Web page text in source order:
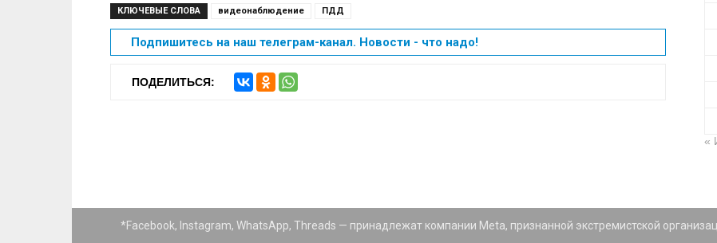
КЛЮЧЕВЫЕ СЛОВА видеонаблюдение ПДД
Подпишитесь на наш телеграм-канал. Новости - что надо!
ПОДЕЛИТЬСЯ:
«
*Facebook, Instagram, WhatsApp, Threads — принадлежат компании Meta, признанной экстремистской